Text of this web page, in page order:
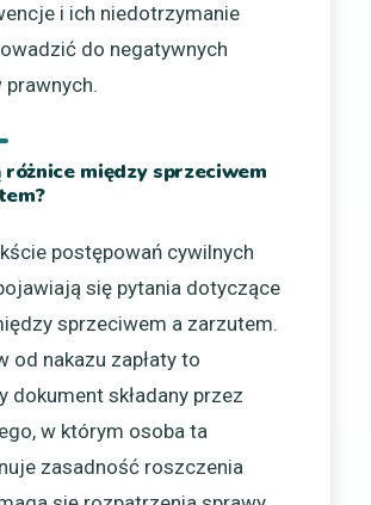
i ich niedotrzymanie
do negatywnych
różnice między sprzeciwem
postępowań cywilnych
się pytania dotyczące
sprzeciwem a zarzutem.
od nakazu zapłaty to
dokument składany przez
w którym osoba ta
zasadność roszczenia